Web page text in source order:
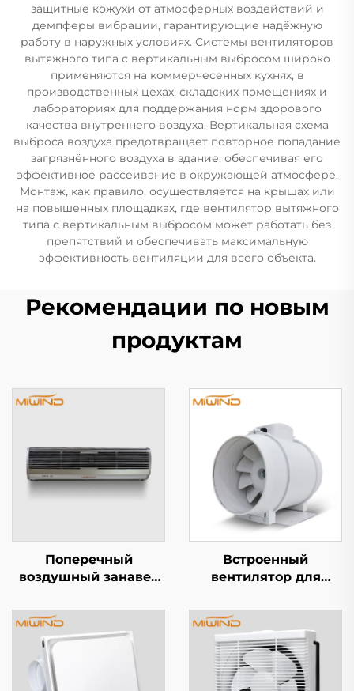
защитные кожухи от атмосферных воздействий и
демпферы вибрации, гарантирующие надёжную
работу в наружных условиях. Системы вентиляторов
вытяжного типа с вертикальным выбросом широко
применяются на коммерчесенных кухнях, в
производственных цехах, складских помещениях и
лабораториях для поддержания норм здорового
качества внутреннего воздуха. Вертикальная схема
выброса воздуха предотвращает повторное попадание
загрязнённого воздуха в здание, обеспечивая его
эффективное рассеивание в окружающей атмосфере.
Монтаж, как правило, осуществляется на крышах или
на повышенных площадках, где вентилятор вытяжного
типа с вертикальным выбросом может работать без
препятствий и обеспечивать максимальную
эффективность вентиляции для всего объекта.
Рекомендации по новым
продуктам
Поперечный
воздушный занавес
Встроенный
вентилятор для